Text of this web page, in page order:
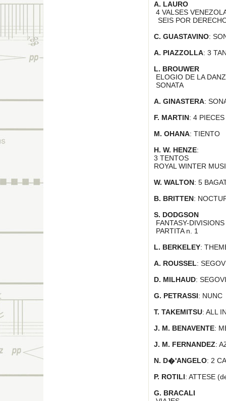
A. LAURO
4 VALSES
SEIS POR
C. GUASTAVINO:
A. PIAZZOLLA: 3
L. BROUWER
ELOGIO DE LA
SONATA
A. GINASTERA:
F. MARTIN : 4
M. OHANA: TIENTO
H. W. HENZE:
3 TENTOS
ROYAL WINTER
W. WALTON : 5
B. BRITTEN :
S. DODGSON
FANTASY-DIVISIONS
PARTITA n. 1
L. BERKELEY:
A. ROUSSEL:
D. MILHAUD:
G. PETRASSI : NUNC
T. TAKEMITSU: ALL
J. M. BENAVENTE:
J. M. FERNANDEZ:
N. D�'ANGELO: 2
P. ROTILI : ATTESE
G. BRACALI